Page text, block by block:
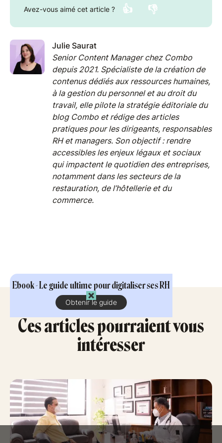
Ebook - Le guide ultime pour digitaliser ses RH
Obtenir le guide
Avez-vous aimé cet article ? 👍 👎
Julie Saurat
Senior Content Manager chez Combo
depuis 2021. Spécialiste de la création de
contenus dédiés aux ressources humaines,
à la gestion du personnel et au droit du
travail, elle pilote la stratégie éditoriale du
blog Combo et rédige des articles
pratiques pour les dirigeants, responsables
RH et managers. Son objectif : rendre
accessibles les enjeux légaux et sociaux
qui impactent le quotidien des entreprises,
notamment dans les secteurs de la
restauration, de l’hôtellerie et du
commerce.
Ces articles pourraient vous
intéresser